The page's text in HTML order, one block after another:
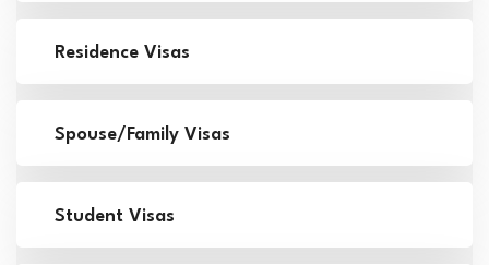
Residence Visas
Spouse/Family Visas
Student Visas